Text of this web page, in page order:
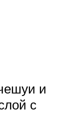
и
с